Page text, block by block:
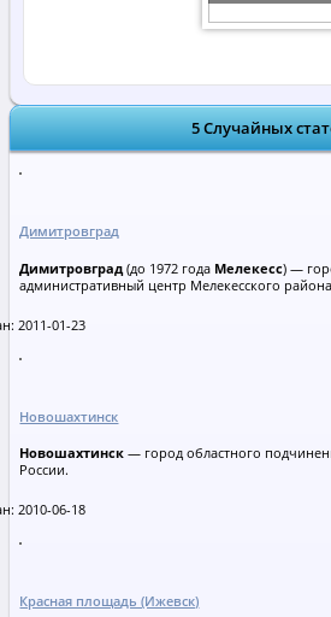
5 Случайных
Димитровград
Димитровград (до 1972 года Мелекесс) —
административный центр Мелекесского
2011-01-23
Новошахтинск
Новошахтинск — город областного
России.
2010-06-18
Красная площадь (Ижевск)